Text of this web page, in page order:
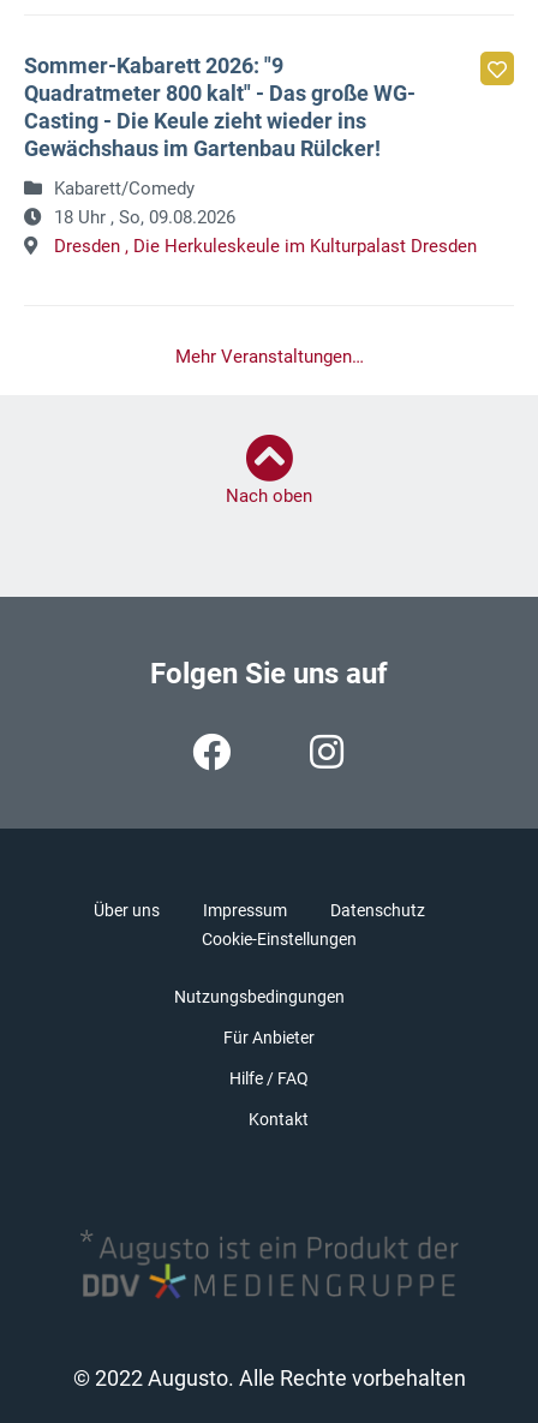
Sommer-Kabarett 2026: "9
Quadratmeter 800 kalt" - Das große WG-
Casting - Die Keule zieht wieder ins
Gewächshaus im Gartenbau Rülcker!
Kabarett/Comedy
18 Uhr , So, 09.08.2026
Dresden , Die Herkuleskeule im Kulturpalast Dresden
Mehr Veranstaltungen…
Nach oben
Folgen Sie uns auf
Über uns Impressum
Datenschutz
Cookie-Einstellungen
Nutzungsbedingungen
Für Anbieter
Hilfe / FAQ
Kontakt
© 2022 Augusto. Alle Rechte vorbehalten